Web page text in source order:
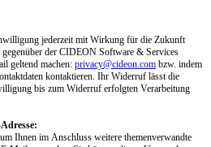
jederzeit mit Wirkung für die Zukunft
der CIDEON Software & Services
geltend machen: privacy@cideon.com bzw. indem
kontaktieren. Ihr Widerruf lässt die
bis zum Widerruf erfolgten Verarbeitung
Ihnen im Anschluss weitere themenverwandte